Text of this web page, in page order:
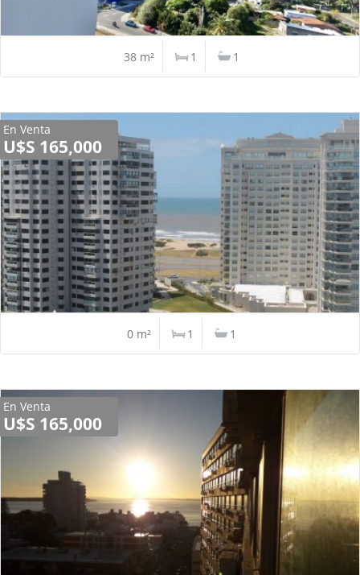
38 m² 1 1
En Venta
U$S 165,000
0 m² 1 1
En Venta
U$S 165,000